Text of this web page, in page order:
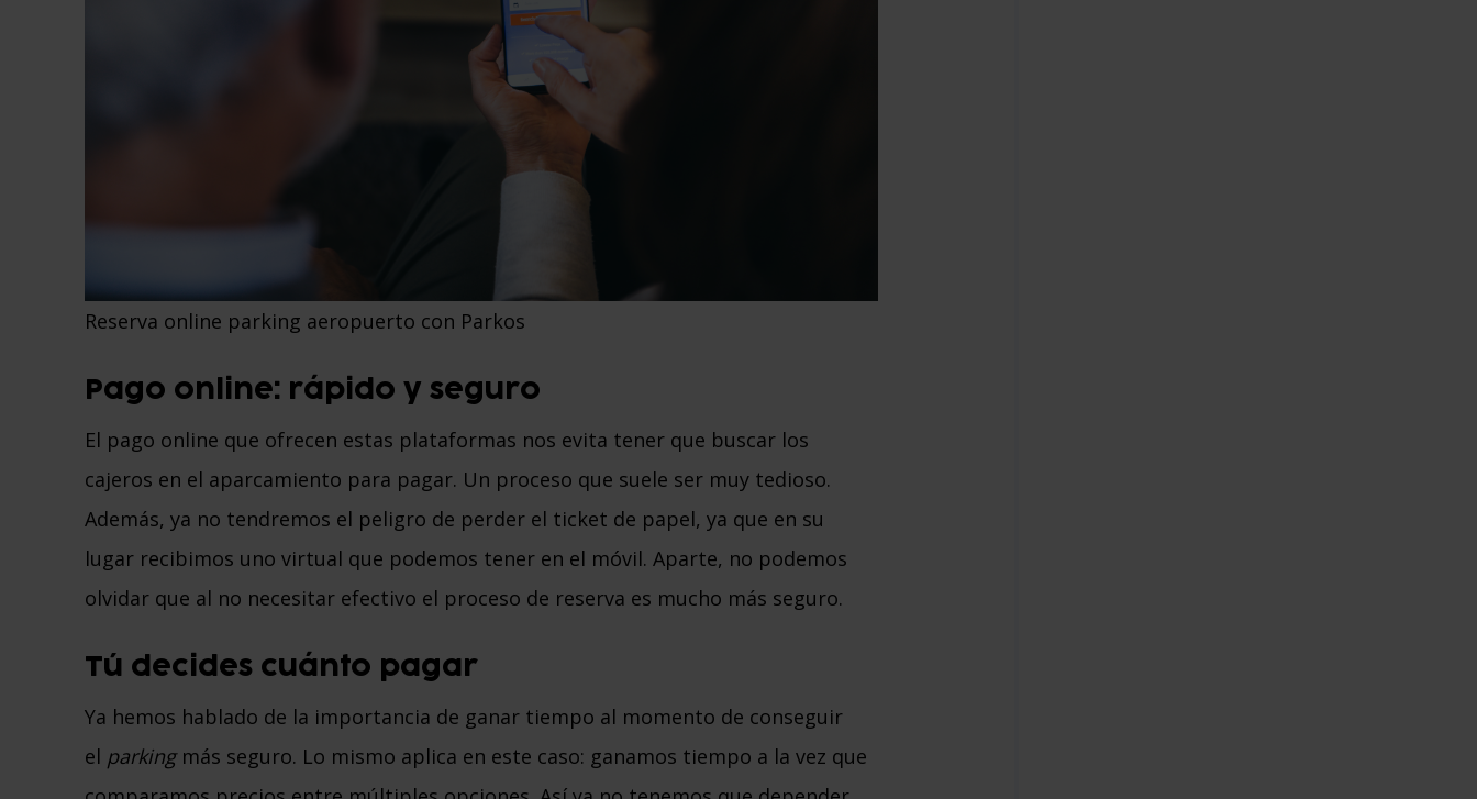
Reserva online parking aeropuerto con Parkos
Pago online: rápido y seguro
El pago online que ofrecen estas plataformas nos evita tener que buscar los
cajeros en el aparcamiento para pagar. Un proceso que suele ser muy tedioso.
Además, ya no tendremos el peligro de perder el ticket de papel, ya que en su
lugar recibimos uno virtual que podemos tener en el móvil. Aparte, no podemos
olvidar que al no necesitar efectivo el proceso de reserva es mucho más seguro.
Tú decides cuánto pagar
Ya hemos hablado de la importancia de ganar tiempo al momento de conseguir
el parkingmás seguro. Lo mismo aplica en este caso: ganamos tiempo a la vez que